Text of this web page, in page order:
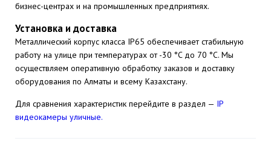
бизнес-центрах и на промышленных предприятиях.
Установка и доставка
Металлический корпус класса IP65 обеспечивает стабильную
работу на улице при температурах от -30 °C до 70 °C. Мы
осуществляем оперативную обработку заказов и доставку
оборудования по Алматы и всему Казахстану.
Для сравнения характеристик перейдите в раздел — IP
видеокамеры уличные.